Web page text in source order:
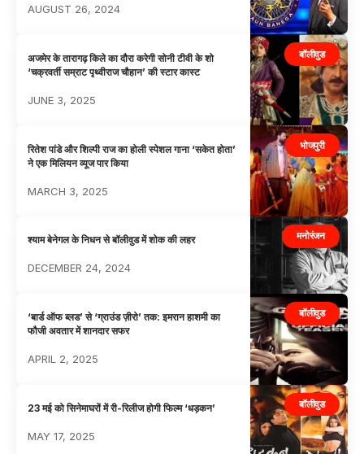
AUGUST 26, 2024
बॉलीवुड
अजमेर के तारागढ़ किले का दौरा करेगी सोनी टीवी के शो
‘चक्रवर्ती सम्राट पृथ्वीराज चौहान’ की स्टार कास्ट
JUNE 3, 2025
भोजपुरी
रितेश पांडे और शिल्पी राज का होली स्पेशल गाना ‘सकेत होता’
ने एक मिलियन व्यूज पार किया
MARCH 3, 2025
मनोरंजन
श्याम बेनेगल के निधन से बॉलीवुड में शोक की लहर
DECEMBER 24, 2024
बॉलीवुड
‘बार्ड ऑफ ब्लड’ से ‘ग्राउंड ज़ीरो’ तक: इमरान हाशमी का
फौजी अवतार में शानदार सफर
APRIL 2, 2025
बॉलीवुड
23 मई को सिनेमाघरों में री-रिलीज होगी फिल्म ‘धड़कन’
MAY 17, 2025